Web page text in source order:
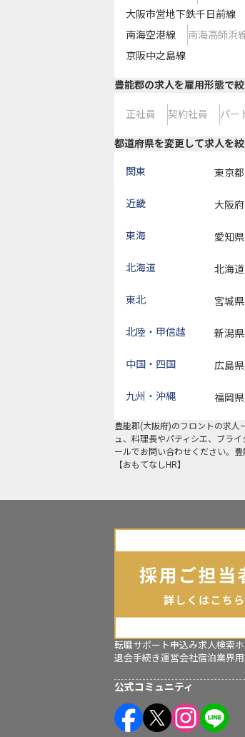
大阪市営地下鉄千日前線
南海空港線
南海高師浜
京阪中之島線
豊能郡の求人を雇用形態で
正社員 契約社員 パー
都道府県を変更して求人を
関東 東京都
近畿 大阪府
東海 愛知県
北海道 北海道
東北 宮城県
北陸・甲信越 新潟県
中国・四国 広島県
九州・沖縄 福岡県
豊能郡(大阪府)のフロント の求人
ュ、料理長やパティシエ、ブラ
ールでお問い合わせください。
【おもてなしHR】
転職サポート申込み求人検索
退会手続き運営会社宿泊業界
公式コミュニティ